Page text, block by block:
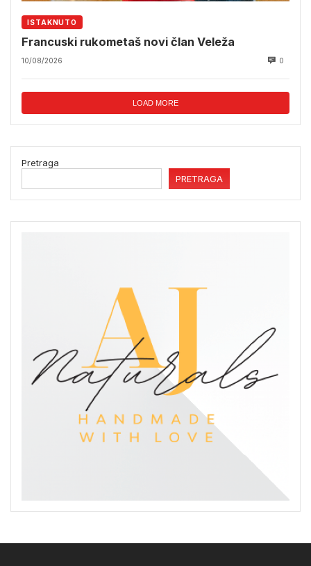
ISTAKNUTO
Francuski rukometaš novi član Veleža
10/08/2026 0
LOAD MORE
Pretraga
PRETRAGA